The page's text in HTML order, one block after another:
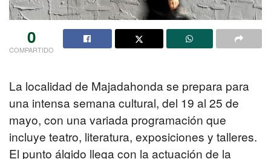
0
COMPARTIDO
La localidad de Majadahonda se prepara para
una intensa semana cultural, del 19 al 25 de
mayo, con una variada programación que
incluye teatro, literatura, exposiciones y talleres.
El punto álgido llega con la actuación de la